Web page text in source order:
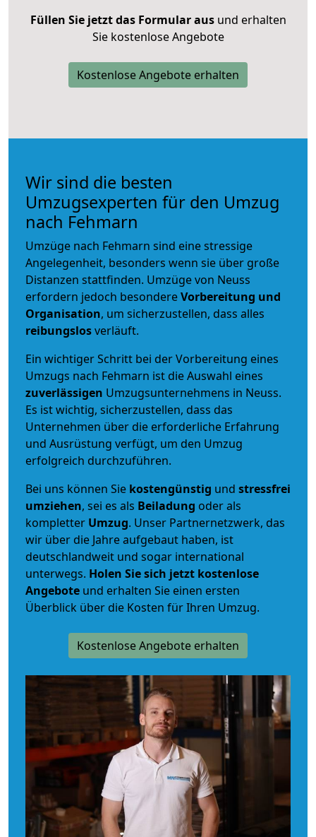
Füllen Sie jetzt das Formular ausund erhalten
Sie kostenlose Angebote
Kostenlose Angebote erhalten
Wir sind die besten
Umzugsexperten für den Umzug
nach Fehmarn
Umzüge nach Fehmarn sind eine stressige
Angelegenheit, besonders wenn sie über große
Distanzen stattfinden. Umzüge von Neuss
erfordern jedoch besondereVorbereitung und
Organisation, um sicherzustellen, dass alles
reibungslosverläuft.
Ein wichtiger Schritt bei der Vorbereitung eines
Umzugs nach Fehmarn ist die Auswahl eines
zuverlässigen Umzugsunternehmens in Neuss.
Es ist wichtig, sicherzustellen, dass das
Unternehmen über die erforderliche Erfahrung
und Ausrüstung verfügt, um den Umzug
erfolgreich durchzuführen.
Bei uns können Sie kostengünstig und stressfrei
umziehen, sei es als Beiladung oder als
kompletter Umzug. Unser Partnernetzwerk, das
wir über die Jahre aufgebaut haben, ist
deutschlandweit und sogar international
unterwegs. Holen Sie sich jetzt kostenlose
Angebote und erhalten Sie einen ersten
Überblick über die Kosten für Ihren Umzug.
Kostenlose Angebote erhalten